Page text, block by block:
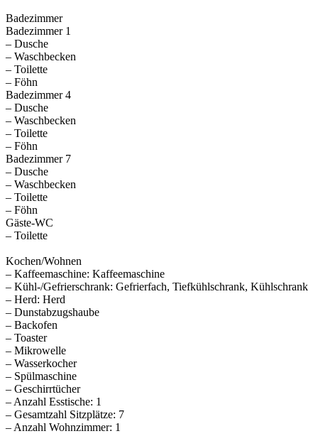
Badezimmer
Badezimmer 1
– Dusche
– Waschbecken
– Toilette
– Föhn
Badezimmer 4
– Dusche
– Waschbecken
– Toilette
– Föhn
Badezimmer 7
– Dusche
– Waschbecken
– Toilette
– Föhn
Gäste-WC
– Toilette
Kochen/Wohnen
– Kaffeemaschine: Kaffeemaschine
– Kühl-/Gefrierschrank: Gefrierfach, Tiefkühlschrank, Kühlschrank
– Herd: Herd
– Dunstabzugshaube
– Backofen
– Toaster
– Mikrowelle
– Wasserkocher
– Spülmaschine
– Geschirrtücher
– Anzahl Esstische: 1
– Gesamtzahl Sitzplätze: 7
– Anzahl Wohnzimmer: 1